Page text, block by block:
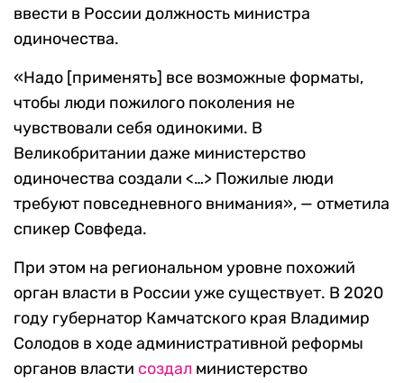
ввести в России должность министра
одиночества.
«Надо [применять] все возможные форматы,
чтобы люди пожилого поколения не
чувствовали себя одинокими. В
Великобритании даже министерство
одиночества создали <…> Пожилые люди
требуют повседневного внимания», — отметила
спикер Совфеда.
При этом на региональном уровне похожий
орган власти в России уже существует. В 2020
году губернатор Камчатского края Владимир
Солодов в ходе административной реформы
органов власти создал министерство